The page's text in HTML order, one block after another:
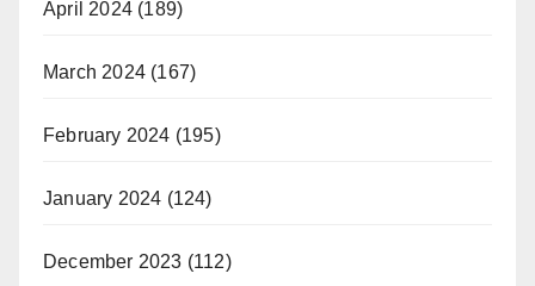
April 2024 (189)
March 2024 (167)
February 2024 (195)
January 2024 (124)
December 2023 (112)